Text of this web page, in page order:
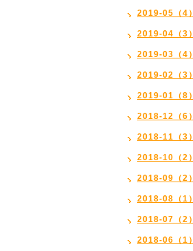
2019-05（4）
2019-04（3）
2019-03（4）
2019-02（3）
2019-01（8）
2018-12（6）
2018-11（3）
2018-10（2）
2018-09（2）
2018-08（1）
2018-07（2）
2018-06（1）